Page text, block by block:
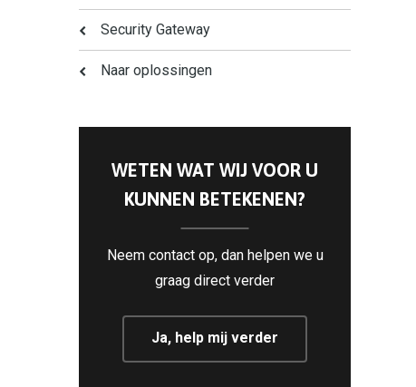
Security Gateway
Naar oplossingen
WETEN WAT WIJ VOOR U
KUNNEN BETEKENEN?
Neem contact op, dan helpen we u
graag direct verder
Ja, help mij verder